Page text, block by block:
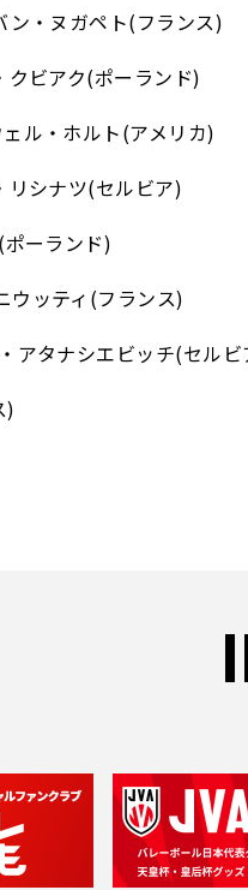
ン・ヌガペト(フランス)
クビアク(ポーランド)
ル・ホルト(アメリカ)
リシナツ(セルビア)
ーランド)
ウッティ(フランス)
アタナシエビッチ(セルビ
)